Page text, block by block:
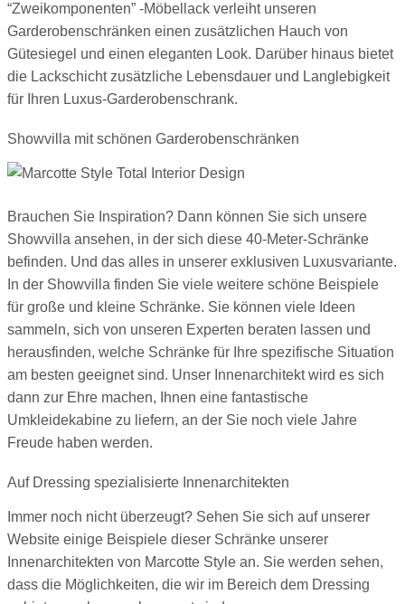
“Zweikomponenten” -Möbellack verleiht unseren
Garderobenschränken einen zusätzlichen Hauch von
Gütesiegel und einen eleganten Look. Darüber hinaus bietet
die Lackschicht zusätzliche Lebensdauer und Langlebigkeit
für Ihren Luxus-Garderobenschrank.
Showvilla mit schönen Garderobenschränken
Brauchen Sie Inspiration? Dann können Sie sich unsere
Showvilla ansehen, in der sich diese 40-Meter-Schränke
befinden. Und das alles in unserer exklusiven Luxusvariante.
In der Showvilla finden Sie viele weitere schöne Beispiele
für große und kleine Schränke. Sie können viele Ideen
sammeln, sich von unseren Experten beraten lassen und
herausfinden, welche Schränke für Ihre spezifische Situation
am besten geeignet sind. Unser Innenarchitekt wird es sich
dann zur Ehre machen, Ihnen eine fantastische
Umkleidekabine zu liefern, an der Sie noch viele Jahre
Freude haben werden.
Auf Dressing spezialisierte Innenarchitekten
Immer noch nicht überzeugt? Sehen Sie sich auf unserer
Website einige Beispiele dieser Schränke unserer
Innenarchitekten von Marcotte Style an. Sie werden sehen,
dass die Möglichkeiten, die wir im Bereich dem Dressing